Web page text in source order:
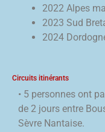
2022 Alpes
2023 Sud
2024
Circuits itinérants
• 5 personnes ont
de 2 jours entre
Sèvre Nantaise.